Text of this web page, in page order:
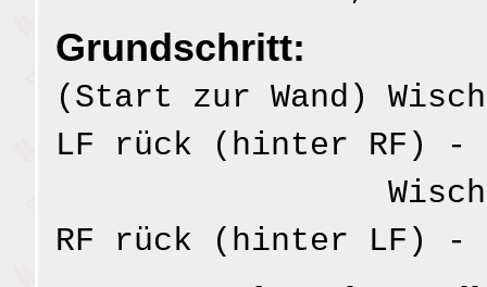
Grundschritt:
(Start zur Wand)
LF rück (hinter RF) -
Wischer li:
RF rück (hinter LF)